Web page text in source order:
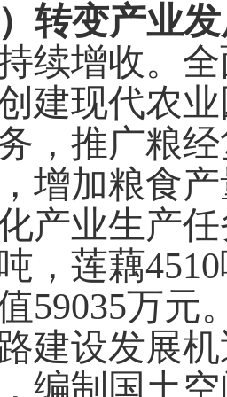
）转变产业
续增收。
建现代农
，推广粮
增加粮食
产业生产
，莲藕4510
59035万元
建设发展
编制国土